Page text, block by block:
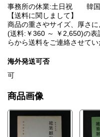
事務所の休業:土日祝 韓国
【送料に関しまして】
商品の重さやサイズ、厚さに
(送料:￥360 ～ ￥2,650)の表
らから送料をご連絡させてい
海外発送可否
可
商品画像